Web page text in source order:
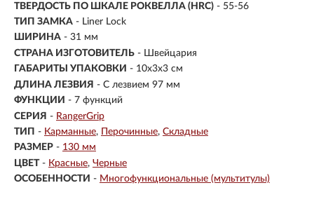
ТВЕРДОСТЬ ПО ШКАЛЕ РОКВЕЛЛА (HRC) - 55-56
ТИП ЗАМКА - Liner Lock
ШИРИНА - 31 мм
СТРАНА ИЗГОТОВИТЕЛЬ - Швейцария
ГАБАРИТЫ УПАКОВКИ - 10x3x3 см
ДЛИНА ЛЕЗВИЯ - С лезвием 97 мм
ФУНКЦИИ - 7 функций
СЕРИЯ - RangerGrip
ТИП - Карманные Перочинные Складные
РАЗМЕР - 130 мм
ЦВЕТ - Красные Черные
ОСОБЕННОСТИ - Многофункциональные (мультитулы)